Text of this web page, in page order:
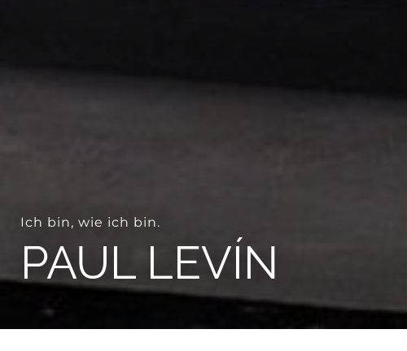
Ich bin, wie ich bin.
PAUL LEVÍN